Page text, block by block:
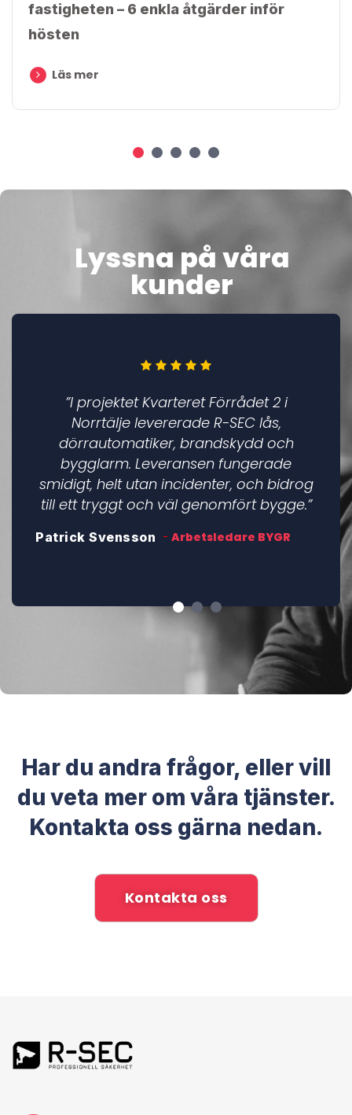
fastigheten – 6 enkla åtgärder inför
hösten
Läs mer
Lyssna på våra
kunder
”I projektet Kvarteret Förrådet 2 i
Norrtälje levererade R-SEC lås,
dörrautomatiker, brandskydd och
bygglarm. Leveransen fungerade
smidigt, helt utan incidenter, och bidrog
till ett tryggt och väl genomfört bygge.”
Patrick Svensson Arbetsledare BYGR
Har du andra frågor, eller vill
du veta mer om våra tjänster.
Kontakta oss gärna nedan.
Kontakta oss